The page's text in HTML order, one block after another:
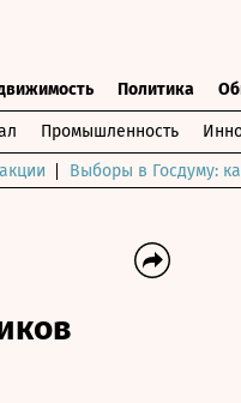
Политика
Промышленность
Выборы в Госдуму: